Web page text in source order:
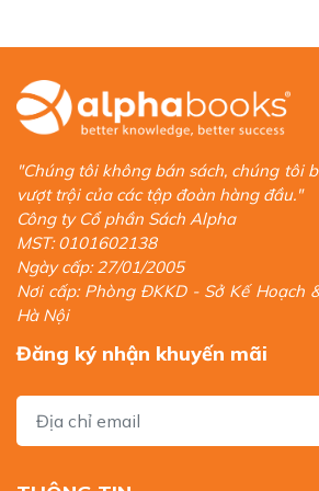
Mỗi chương đều đi kèm ví dụ thực tế và
Vision Board, điều hướng cảm xúc, sức
Phần III. Trở Thành Chuyên Gia Vùng
Giai đoạn nâng cao, tập trung vào:
Duy trì động lực dài hạn
Cân bằng nội tâm
Phát triển mối quan hệ
phải tập hợp những mẹo truyền động lực
Đối Tượng Độc
"Chúng tôi không bán sách, chúng tôi
vượt trội của các tập đoàn hàng đầu."
Công ty Cổ phần Sách Alpha
MST: 0101602138
Ngày cấp: 27/01/2005
Nơi cấp: Phòng ĐKKD - Sở Kế Hoạch
Hà Nội
Đăng ký nhận khuyến mãi